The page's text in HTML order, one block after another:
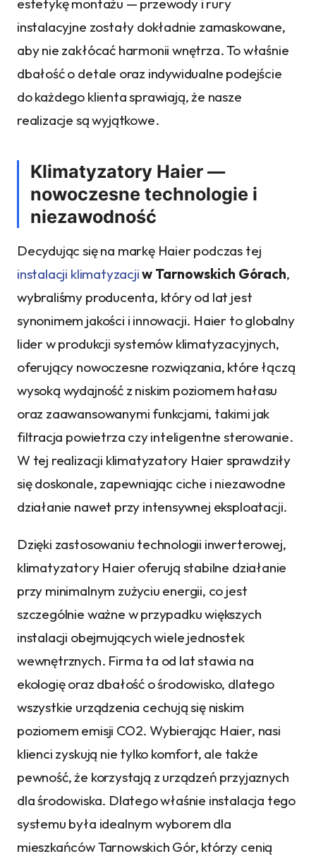
estetykę montażu — przewody i rury
instalacyjne zostały dokładnie zamaskowane,
aby nie zakłócać harmonii wnętrza. To właśnie
dbałość o detale oraz indywidualne podejście
do każdego klienta sprawiają, że nasze
realizacje są wyjątkowe.
Klimatyzatory Haier —
nowoczesne technologie i
niezawodność
Decydując się na markę Haier podczas tej
instalacji klimatyzacjiw Tarnowskich Górach,
wybraliśmy producenta, który od lat jest
synonimem jakości i innowacji. Haier to globalny
lider w produkcji systemów klimatyzacyjnych,
oferujący nowoczesne rozwiązania, które łączą
wysoką wydajność z niskim poziomem hałasu
oraz zaawansowanymi funkcjami, takimi jak
filtracja powietrza czy inteligentne sterowanie.
W tej realizacji klimatyzatory Haier sprawdziły
się doskonale, zapewniając ciche i niezawodne
działanie nawet przy intensywnej eksploatacji.
Dzięki zastosowaniu technologii inwerterowej,
klimatyzatory Haier oferują stabilne działanie
przy minimalnym zużyciu energii, co jest
szczególnie ważne w przypadku większych
instalacji obejmujących wiele jednostek
wewnętrznych. Firma ta od lat stawia na
ekologię oraz dbałość o środowisko, dlatego
wszystkie urządzenia cechują się niskim
poziomem emisji CO2. Wybierając Haier, nasi
klienci zyskują nie tylko komfort, ale także
pewność, że korzystają z urządzeń przyjaznych
dla środowiska. Dlatego właśnie instalacja tego
systemu była idealnym wyborem dla
mieszkańców Tarnowskich Gór, którzy cenią